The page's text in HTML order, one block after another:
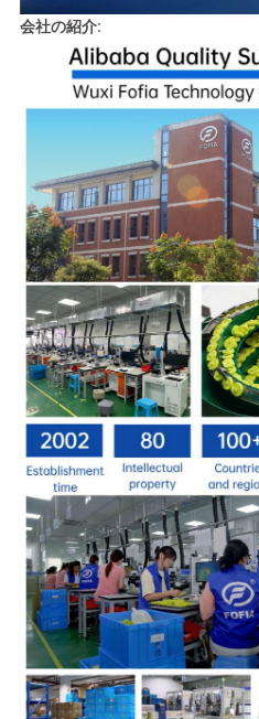
PRIVACY
POLICY
会社の紹介: